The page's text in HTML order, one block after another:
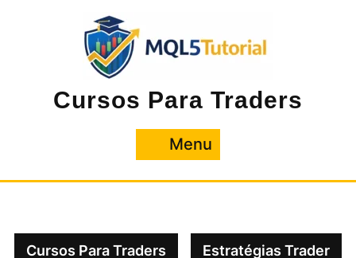
Cursos Para Traders
Menu
Cursos Para Traders Estratégias Trader